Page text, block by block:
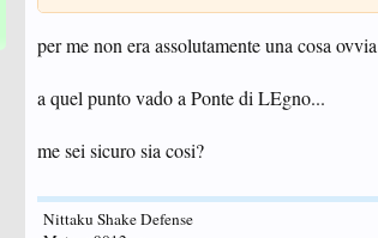
per me non era assolutamente una cosa
a quel punto vado a Ponte di LEgno...
me sei sicuro sia cosi?
Nittaku Shake Defense